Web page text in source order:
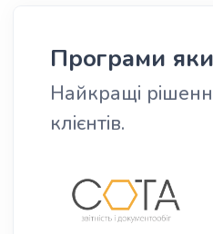
Програми
Найкращі
клієнтів.